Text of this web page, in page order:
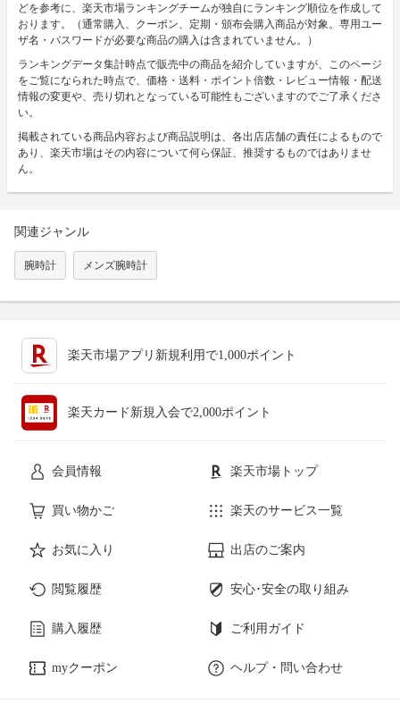
どを参考に、楽天市場ランキングチームが独自にランキング順位を作成して
おります。（通常購入、クーポン、定期・頒布会購入商品が対象。専用ユー
ザ名・パスワードが必要な商品の購入は含まれていません。）
ランキングデータ集計時点で販売中の商品を紹介していますが、このページ
をご覧になられた時点で、価格・送料・ポイント倍数・レビュー情報・配送
情報の変更や、売り切れとなっている可能性もございますのでご了承くださ
い。
掲載されている商品内容および商品説明は、各出店店舗の責任によるもので
あり、楽天市場はその内容について何ら保証、推奨するものではありませ
ん。
関連ジャンル
腕時計 メンズ腕時計
楽天市場アプリ新規利用で1,000ポイント
楽天カード新規入会で2,000ポイント
会員情報 楽天市場トップ
買い物かご 楽天のサービス一覧
お気に入り 出店のご案内
閲覧履歴 安心･安全の取り組み
購入履歴 ご利用ガイド
myクーポン ヘルプ・問い合わせ